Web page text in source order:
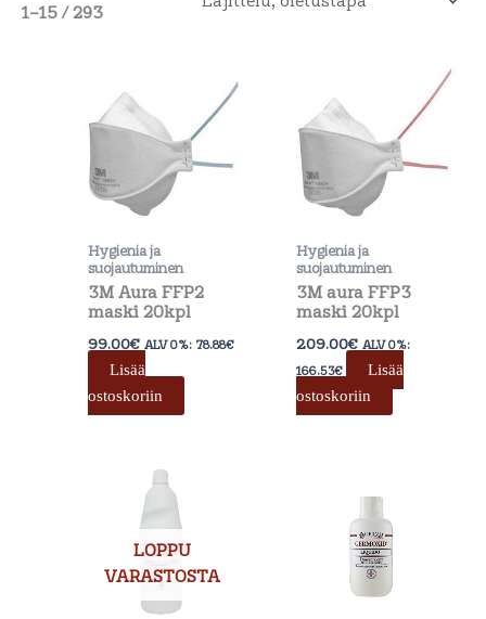
1–15 / 293
Hygienia ja
suojautuminen
3M Aura FFP2
maski 20kpl
99.00€ ALV 0%: 78.88€
Lisää
ostoskoriin
Hygienia ja
suojautuminen
3M aura FFP3
maski 20kpl
209.00€ ALV 0%:
166.53€
Lisää
ostoskoriin
LOPPU
VARASTOSTA